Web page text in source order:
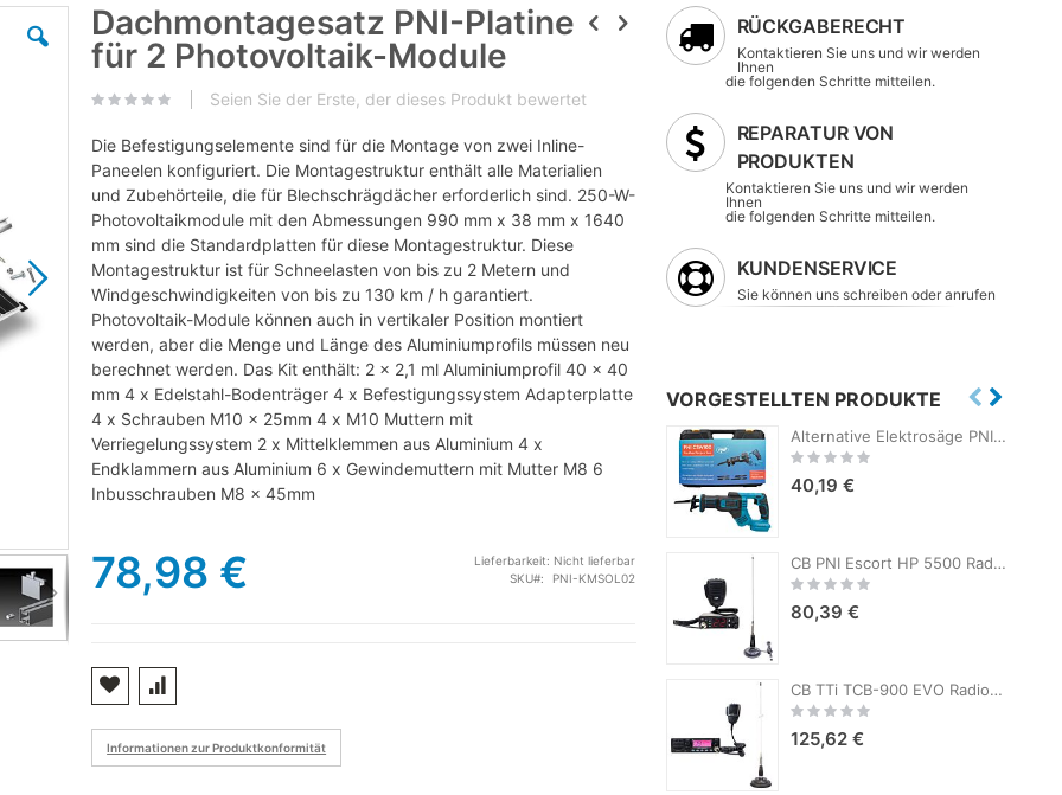
Anfang
Bildgalerie
Dachmontagesatz PNI-Platine
für 2 Photovoltaik-Module
Seien Sie der Erste, der dieses Produkt bewertet
Die Befestigungselemente sind für die Montage von zwei Inline-
Paneelen konfiguriert. Die Montagestruktur enthält alle Materialien
und Zubehörteile, die für Blechschrägdächer erforderlich sind. 250-W-
Photovoltaikmodule mit den Abmessungen 990 mm x 38 mm x 1640
mm sind die Standardplatten für diese Montagestruktur. Diese
Montagestruktur ist für Schneelasten von bis zu 2 Metern und
Windgeschwindigkeiten von bis zu 130 km / h garantiert.
Photovoltaik-Module können auch in vertikaler Position montiert
werden, aber die Menge und Länge des Aluminiumprofils müssen neu
berechnet werden. Das Kit enthält: 2 x 2,1 ml Aluminiumprofil 40 x 40
mm 4 x Edelstahl-Bodenträger 4 x Befestigungssystem Adapterplatte
4 x Schrauben M10 x 25mm 4 x M10 Muttern mit
Verriegelungssystem 2 x Mittelklemmen aus Aluminium 4 x
Endklammern aus Aluminium 6 x Gewindemuttern mit Mutter M8 6
Inbusschrauben M8 x 45mm
78,98 € Lieferbarkeit: Nicht lieferbar
SKU
PNI-KMSOL02
Informationen zur Produktkonformität
RÜCKGABERECHT
Kontaktieren Sie uns und wir werden
Ihnen
die folgenden Schritte mitteilen.
REPARATUR VON
PRODUKTEN
Kontaktieren Sie uns und wir werden
Ihnen
die folgenden Schritte mitteilen.
KUNDENSERVICE
Sie können uns schreiben oder anrufen
VORGESTELLTEN PRODUKTE
Alternative Elektrosäge PNI CSW100 ohne Akku, 4 Sägeblätter im Lieferumfang enthalten
Rating:
40,19 €
CB PNI Escort HP 5500 Radiosender-Kit mit CB PNI LED 2000-Antenne, 90 cm, 500 W, leuchtet während der Übertragung, Magnetfuß im Lieferumfang enthalten
Rating:
80,39 €
CB TTi TCB-900 EVO Radiosender-Kit + PNI ML100 CB-Antenne mit Magnet
Rating:
125,62 €